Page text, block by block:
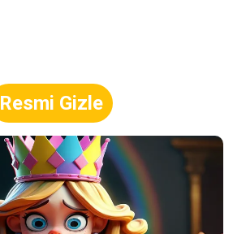
Resmi Gizle